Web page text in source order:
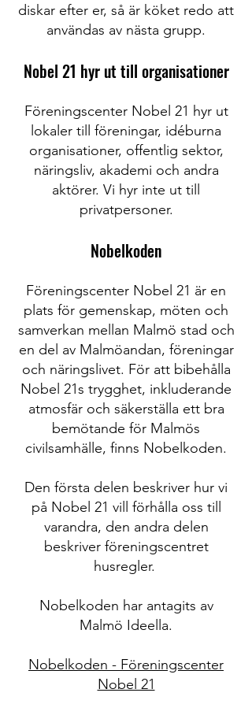
diskar efter er, så är köket redo att
användas av nästa grupp.
Nobel 21 hyr ut till organisationer
Föreningscenter Nobel 21 hyr ut
lokaler till föreningar, idéburna
organisationer, offentlig sektor,
näringsliv, akademi och andra
aktörer. Vi hyr inte ut till
privatpersoner.
Nobelkoden
Föreningscenter Nobel 21 är en
plats för gemenskap, möten och
samverkan mellan Malmö stad och
en del av Malmöandan, föreningar
och näringslivet. För att bibehålla
Nobel 21s trygghet, inkluderande
atmosfär och säkerställa ett bra
bemötande för Malmös
civilsamhälle, finns Nobelkoden.
Den första delen beskriver hur vi
på Nobel 21 vill förhålla oss till
varandra, den andra delen
beskriver föreningscentret
husregler.
Nobelkoden har antagits av
Malmö Ideella.
Nobelkoden - Föreningscenter
Nobel 21